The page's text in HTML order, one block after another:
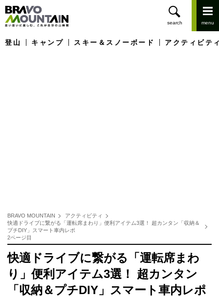
登山 キャンプ スキー＆スノーボード アクティビテ
BRAVO MOUNTAIN
アクティビティ
快適ドライブに繋がる「運転席まわり」便利アイテム3選！ 超カンタン「収納＆
プチDIY」スマート車内レポ
2ページ目
快適ドライブに繋がる「運転席まわ
り」便利アイテム3選！ 超カンタン
「収納＆プチDIY」スマート車内レポ